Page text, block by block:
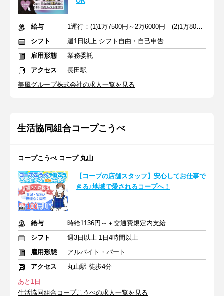
給与
1運行：(1)1万7500円～2万6000円 (2)1万8000円～2万6000円
シフト
週1日以上 シフト自由・自己申告
雇用形態
業務委託
アクセス
長田駅
美風グループ株式会社の求人一覧を見る
生活協同組合コープこうべ
コープこうべ コープ 丸山
【コープの店舗スタッフ】安心してお仕事で
きる♪地域で愛されるコープへ！
給与
時給1136円～＋交通費規定内支給
シフト
週3日以上 1日4時間以上
雇用形態
アルバイト・パート
アクセス
丸山駅 徒歩4分
あと1日
生活協同組合コープこうべの求人一覧を見る